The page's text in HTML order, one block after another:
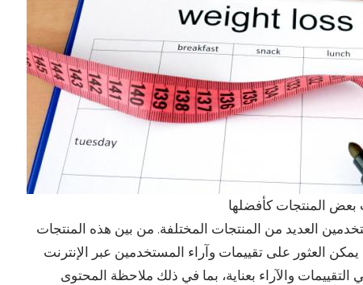
المنتجات كأفضلها
العديد من المنتجات المختلفة. من بين هذه المنتجات
يمكن العثور على تقييمات وآراء المستخدمين عبر الإنترنت
والآراء بعناية، بما في ذلك ملاحظة المحتوى